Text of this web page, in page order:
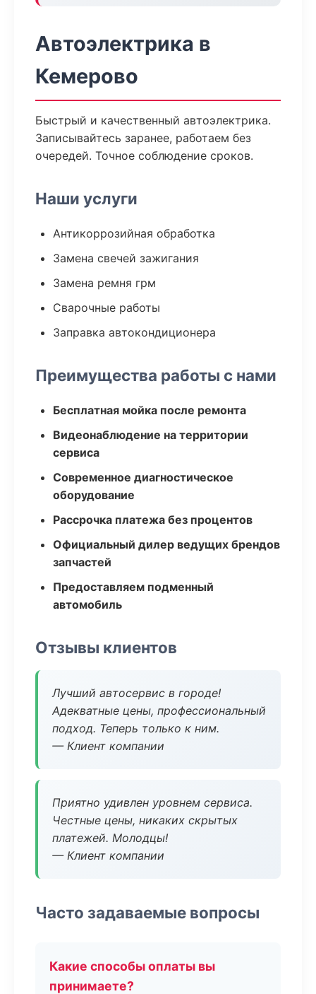
Автоэлектрика в
Кемерово
Быстрый и качественный автоэлектрика.
Записывайтесь заранее, работаем без
очередей. Точное соблюдение сроков.
Наши услуги
Антикоррозийная обработка
Замена свечей зажигания
Замена ремня грм
Сварочные работы
Заправка автокондиционера
Преимущества работы с нами
Бесплатная мойка после ремонта
Видеонаблюдение на территории
сервиса
Современное диагностическое
оборудование
Рассрочка платежа без процентов
Официальный дилер ведущих брендов
запчастей
Предоставляем подменный
автомобиль
Отзывы клиентов
Лучший автосервис в городе!
Адекватные цены, профессиональный
подход. Теперь только к ним.
— Клиент компании
Приятно удивлен уровнем сервиса.
Честные цены, никаких скрытых
платежей. Молодцы!
— Клиент компании
Часто задаваемые вопросы
Какие способы оплаты вы
принимаете?